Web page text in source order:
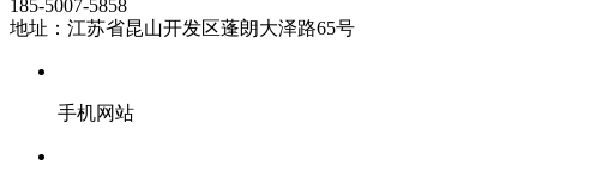
185-5007-5858
地址：江苏省昆山开发区蓬朗大泽路65号
手机网站